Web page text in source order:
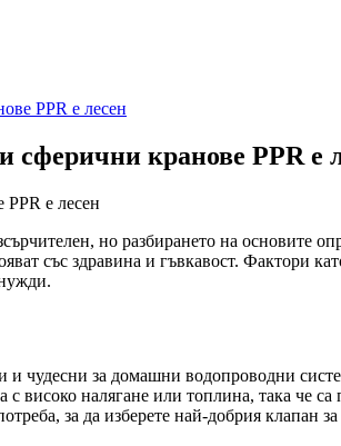
PPR е лесен
сферични кранове PPR е
но разбирането на основите
със здравина и гъвкавост. Фактори
чудесни за домашни водопроводни
високо налягане или топлина, така че
за да изберете най-добрия клапан за